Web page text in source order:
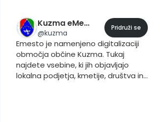
pri objavljanju vsebine dodate trend
#Črnomelj.
Kuzma eMesto
@kuzma
Pridruži se
Emesto je namenjeno digitalizaciji
območja občine Kuzma. Tukaj
najdete vsebine, ki jih objavljajo
lokalna podjetja, kmetije, društva in